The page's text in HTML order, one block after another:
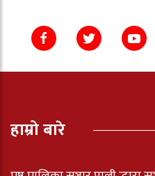
हाम्रो बारे